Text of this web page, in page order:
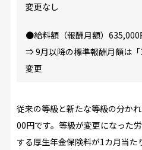
変更なし
●給料額（報酬月額）635,000
⇒ 9月以降の標準報酬月額は
変更
従来の等級と新たな等級の分か
00円です。等級が変更になった
する厚生年金保険料が1カ月当